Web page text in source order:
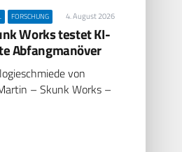
FORSCHUNG 4. August 2026
Works testet KI-
Abfangmanöver
von
– Skunk Works –